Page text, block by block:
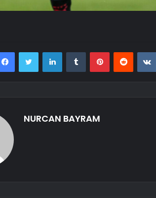
FacebookTwitter LinkedInTumblr PinterestReddit
NURCAN BAYRAM